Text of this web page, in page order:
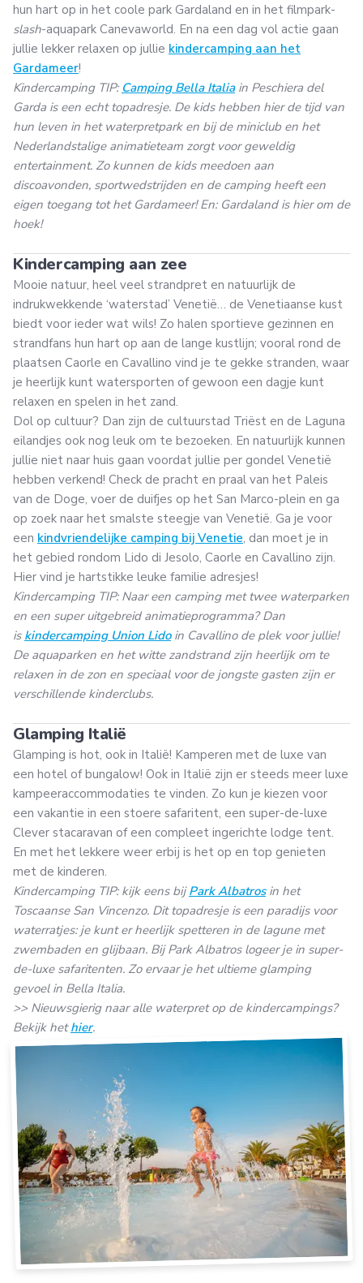
hun hart op in het coole park Gardaland en in het filmpark-
slash-aquapark Canevaworld. En na een dag vol actie gaan
jullie lekker relaxen op jullie kindercamping aan het
Gardameer!
Kindercamping TIP: Camping Bella Italiain Peschiera del
Garda is een echt topadresje. De kids hebben hier de tijd van
hun leven in het waterpretpark en bij de miniclub en het
Nederlandstalige animatieteam zorgt voor geweldig
entertainment. Zo kunnen de kids meedoen aan
discoavonden, sportwedstrijden en de camping heeft een
eigen toegang tot het Gardameer! En: Gardaland is hier om de
hoek!
Kindercamping aan zee
Mooie natuur, heel veel strandpret en natuurlijk de
indrukwekkende ‘waterstad’ Venetië… de Venetiaanse kust
biedt voor ieder wat wils! Zo halen sportieve gezinnen en
strandfans hun hart op aan de lange kustlijn; vooral rond de
plaatsen Caorle en Cavallino vind je te gekke stranden, waar
je heerlijk kunt watersporten of gewoon een dagje kunt
relaxen en spelen in het zand.
Dol op cultuur? Dan zijn de cultuurstad Triëst en de Laguna
eilandjes ook nog leuk om te bezoeken. En natuurlijk kunnen
jullie niet naar huis gaan voordat jullie per gondel Venetië
hebben verkend! Check de pracht en praal van het Paleis
van de Doge, voer de duifjes op het San Marco-plein en ga
op zoek naar het smalste steegje van Venetië. Ga je voor
een kindvriendelijke camping bij Venetie, dan moet je in
het gebied rondom Lido di Jesolo, Caorle en Cavallino zijn.
Hier vind je hartstikke leuke familie adresjes!
Kindercamping TIP: Naar een camping met twee waterparken
en een super uitgebreid animatieprogramma? Dan
is kindercamping Union Lidoin Cavallino de plek voor jullie!
De aquaparken en het witte zandstrand zijn heerlijk om te
relaxen in de zon en speciaal voor de jongste gasten zijn er
verschillende kinderclubs.
Glamping Italië
Glamping is hot, ook in Italië! Kamperen met de luxe van
een hotel of bungalow! Ook in Italië zijn er steeds meer luxe
kampeeraccommodaties te vinden. Zo kun je kiezen voor
een vakantie in een stoere safaritent, een super-de-luxe
Clever stacaravan of een compleet ingerichte lodge tent.
En met het lekkere weer erbij is het op en top genieten
met de kinderen.
Kindercamping TIP: kijk eensbijPark Albatrosin het
Toscaanse San Vincenzo. Dit topadresje is een paradijs voor
waterratjes: je kunt er heerlijk spetteren in de lagune met
zwembaden en glijbaan. Bij Park Albatros logeer je in super-
de-luxe safaritenten. Zo ervaar je het ultieme glamping
gevoel in Bella Italia.
>> Nieuwsgierig naar alle waterpret op de kindercampings?
Bekijk hethier.